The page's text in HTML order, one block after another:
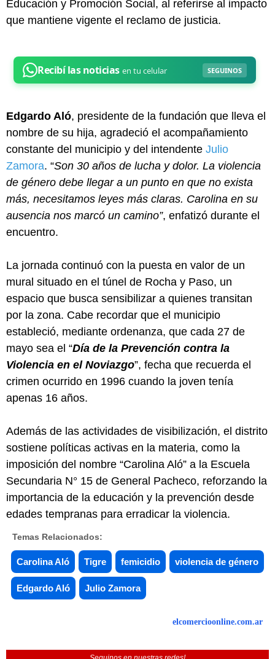
Educación y Promoción Social, al referirse al impacto
que mantiene vigente el reclamo de justicia.
Edgardo Aló, presidente de la fundación que lleva el
nombre de su hija, agradeció el acompañamiento
constante del municipio y del intendente Julio
Zamora. “Son 30 años de lucha y dolor. La violencia
de género debe llegar a un punto en que no exista
más, necesitamos leyes más claras. Carolina en su
ausencia nos marcó un camino”, enfatizó durante el
encuentro.
La jornada continuó con la puesta en valor de un
mural situado en el túnel de Rocha y Paso, un
espacio que busca sensibilizar a quienes transitan
por la zona. Cabe recordar que el municipio
estableció, mediante ordenanza, que cada 27 de
mayo sea el “Día de la Prevención contra la
Violencia en el Noviazgo”, fecha que recuerda el
crimen ocurrido en 1996 cuando la joven tenía
apenas 16 años.
Además de las actividades de visibilización, el distrito
sostiene políticas activas en la materia, como la
imposición del nombre “Carolina Aló” a la Escuela
Secundaria N° 15 de General Pacheco, reforzando la
importancia de la educación y la prevención desde
edades tempranas para erradicar la violencia.
Temas Relacionados:
Carolina Aló Tigre femicidio violencia de género
Edgardo Aló Julio Zamora
elcomercioonline.com.ar